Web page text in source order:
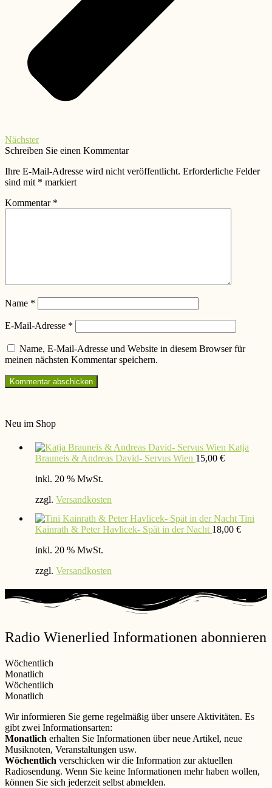
Nächster
Schreiben Sie einen Kommentar
Ihre E-Mail-Adresse wird nicht veröffentlicht. Erforderliche Felder
sind mit * markiert
Kommentar *
Name *
E-Mail-Adresse *
Name, E-Mail-Adresse und Website in diesem Browser für
meinen nächsten Kommentar speichern.
Neu im Shop
Katja
Brauneis & Andreas David- Servus Wien 15,00 €
inkl. 20 % MwSt.
zzgl. Versandkosten
Tini
Kainrath & Peter Havlicek- Spät in der Nacht 18,00 €
inkl. 20 % MwSt.
zzgl. Versandkosten
Radio Wienerlied Informationen abonnieren
Wöchentlich
Monatlich
Wöchentlich
Monatlich
Wir informieren Sie gerne regelmäßig über unsere Aktivitäten. Es
gibt zwei Informationsarten:
Monatlich erhalten Sie Informationen über neue Artikel, neue
Musiknoten, Veranstaltungen usw.
Wöchentlich verschicken wir die Information zur aktuellen
Radiosendung. Wenn Sie keine Informationen mehr haben wollen,
können Sie sich jederzeit selbst abmelden.